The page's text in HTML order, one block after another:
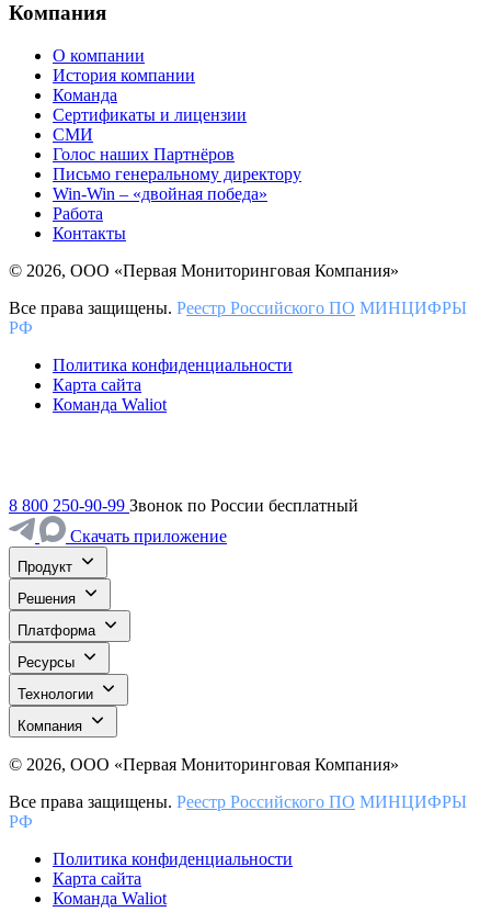
Компания
О компании
История компании
Команда
Сертификаты и лицензии
СМИ
Голос наших Партнёров
Письмо генеральному директору
Win-Win – «двойная победа»
Работа
Контакты
© 2026, ООО «Первая Мониторинговая Компания»
Все права защищены. Реестр Российского ПО МИНЦИФРЫ
РФ
Политика конфиденциальности
Карта сайта
Команда Waliot
8 800 250-90-99 Звонок по России бесплатный
Скачать приложение
Продукт
Решения
Платформа
Ресурсы
Технологии
Компания
© 2026, ООО «Первая Мониторинговая Компания»
Все права защищены. Реестр Российского ПО МИНЦИФРЫ
РФ
Политика конфиденциальности
Карта сайта
Команда Waliot